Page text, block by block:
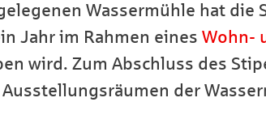
Wassermühle hat
Jahr im Rahmen eines Wohn-
wird. Zum Abschluss des
der